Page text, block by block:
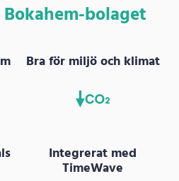
bolaget
Bra för miljö och klimat
Integrerat med
TimeWave